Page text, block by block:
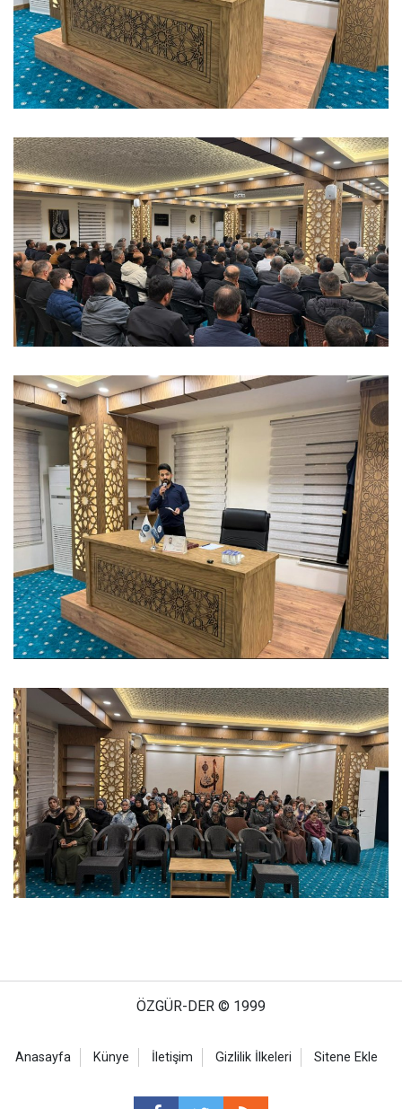
ÖZGÜR-DER © 1999
Anasayfa Künye İletişim Gizlilik İlkeleri Sitene Ekle